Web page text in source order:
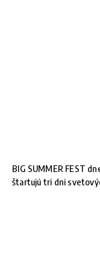
BIG SUMMER FEST
štartujú tri dni